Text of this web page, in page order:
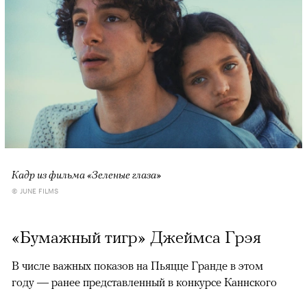
Кадр из фильма «Зеленые глаза»
© JUNE FILMS
«Бумажный тигр» Джеймса Грэя
В числе важных показов на Пьяцце Гранде в этом
году — ранее представленный в конкурсе Каннского